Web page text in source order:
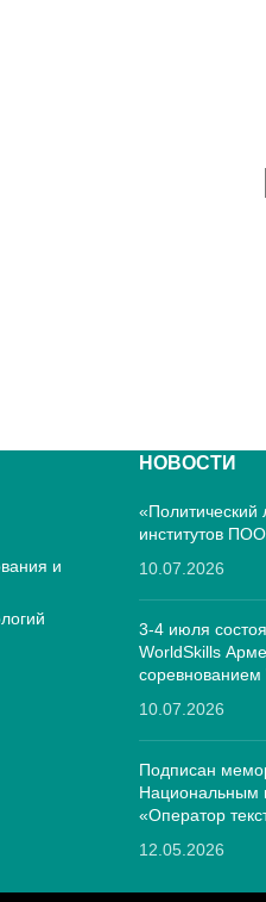
и
НОВОСТИ
«Политический
институтов
10.07.2026
3-4 июля
WorldSkills
соревнованием
10.07.2026
Подписан
Национальным
«Оператор
12.05.2026